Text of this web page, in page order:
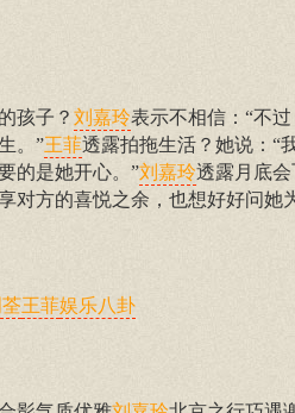
孩子？ 刘嘉玲表示不相信：“不过
。”王菲透露拍拖生活？她说：“
的是她开心。”刘嘉玲透露月底会
享对方的喜悦之余，也想好好问她
王菲娱乐八卦